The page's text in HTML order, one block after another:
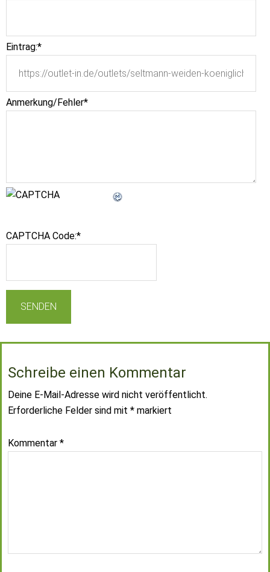
Eintrag:*
Anmerkung/Fehler*
CAPTCHA Code:*
Schreibe einen Kommentar
Deine E-Mail-Adresse wird nicht veröffentlicht.
Erforderliche Felder sind mit * markiert
Kommentar *